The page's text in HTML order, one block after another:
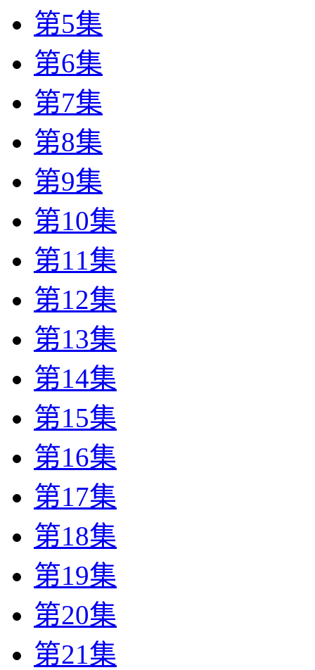
第5集
第6集
第7集
第8集
第9集
第10集
第11集
第12集
第13集
第14集
第15集
第16集
第17集
第18集
第19集
第20集
第21集